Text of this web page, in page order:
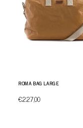
ROMA BAG LARGE
€227,00